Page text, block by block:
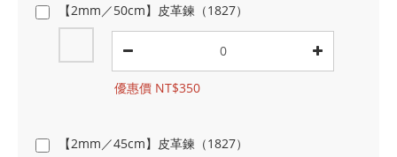
【2mm／50cm】皮革鍊（1827）
優惠價 NT$350
【2mm／45cm】皮革鍊（1827）